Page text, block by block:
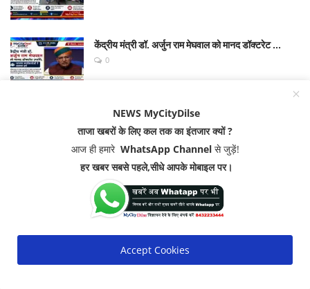
केंद्रीय मंत्री डॉ. अर्जुन राम मेघवाल को मानद डॉक्टरेट ...
0
पर्सनल लोन कैसे लें? जानिए कौन-कौन से डॉक्यूमेंट चाहिए ...
0
बीकानेर न्यूज़ बीकानेर ब्रेकिंग न्यूज़
NEWS MyCityDilse
ताजा खबरों के लिए कल तक का इंतजार क्यों ?
आज ही हमारे WhatsApp Channelसे जुड़ें!
हर खबर सबसे पहले,सीधे आपके मोबाइल पर।
Accept Cookies